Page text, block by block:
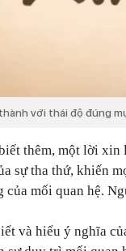
với thái độ đúng
thêm, một lời
sự tha thứ, khiến
của mối quan hệ.
và hiểu ý nghĩa